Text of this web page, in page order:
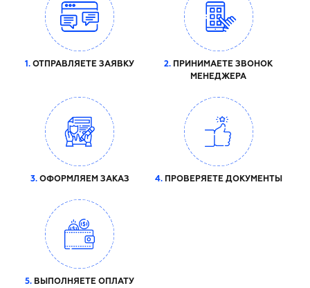
1. ОТПРАВЛЯЕТЕ ЗАЯВКУ 2. ПРИНИМАЕТЕ ЗВОНОК
МЕНЕДЖЕРА
3.ОФОРМЛЯЕМ ЗАКАЗ 4.ПРОВЕРЯЕТЕ ДОКУМЕНТЫ
5. ВЫПОЛНЯЕТЕ ОПЛАТУ